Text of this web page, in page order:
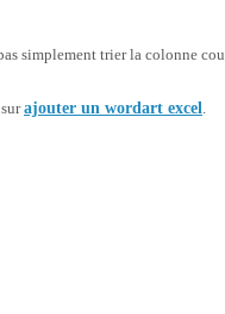
simplement trier la colonne
ajouter un wordart excel